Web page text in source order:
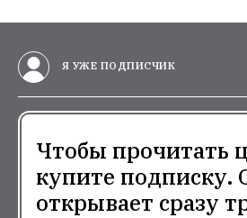
Я УЖЕ ПОДПИСЧИК
Чтобы прочитать
купите подписку.
открывает сразу